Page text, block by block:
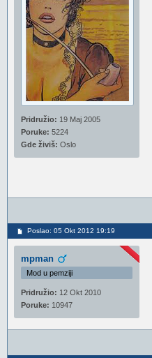
Pridružio: 19 Maj 2005
Poruke: 5224
Gde živiš: Oslo
Poslao: 05 Okt 2012 19:19
mpman
Mod u pemziji
Pridružio: 12 Okt 2010
Poruke: 10947